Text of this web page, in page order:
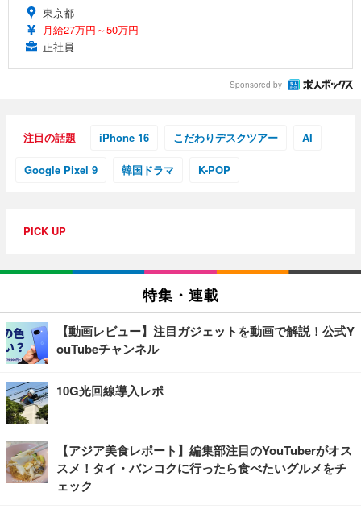
東京都
月給27万円～50万円
正社員
Sponsored by
注目の話題 iPhone 16 こだわりデスクツアー AI
Google Pixel 9 韓国ドラマ K-POP
PICK UP
特集・連載
【動画レビュー】注目ガジェットを動画で解説！公式Y
ouTubeチャンネル
10G光回線導入レポ
【アジア美食レポート】編集部注目のYouTuberがオス
スメ！タイ・バンコクに行ったら食べたいグルメをチ
ェック